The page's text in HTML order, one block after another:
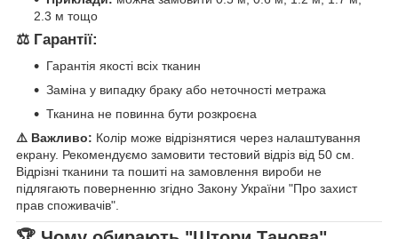
2.3 м тощо
⚖️ Гарантії:
Гарантія якості всіх тканин
Заміна у випадку браку або неточності метража
Тканина не повинна бути розкроєна
⚠️ Важливо: Колір може відрізнятися через налаштування
екрану. Рекомендуємо замовити тестовий відріз від 50 см.
Відрізні тканини та пошиті на замовлення вироби не
підлягають поверненню згідно Закону України "Про захист
прав споживачів".